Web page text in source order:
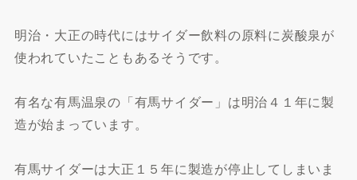
明治・大正の時代にはサイダー飲料の原料に炭酸泉が
使われていたこともあるそうです。
有名な有馬温泉の「有馬サイダー」は明治４１年に製
造が始まっています。
有馬サイダーは大正１５年に製造が停止してしまいま